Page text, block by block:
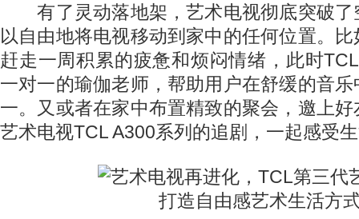
有了灵动落地架，艺术电视彻底突破了
以自由地将电视移动到家中的任何位置。
赶走一周积累的疲惫和烦闷情绪，此时
一对一的瑜伽老师，帮助用户在舒缓的音
一。又或者在家中布置精致的聚会，邀上
艺术电视TCL A300系列的追剧，一起感受